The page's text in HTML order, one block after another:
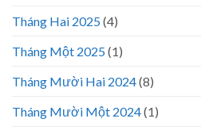
Tháng Hai 2025(4)
Tháng Một 2025(1)
Tháng Mười Hai 2024(8)
Tháng Mười Một 2024(1)